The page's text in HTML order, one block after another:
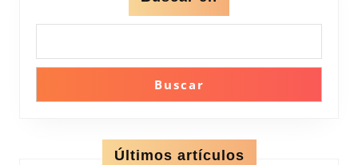
Buscar
Últimos artículos